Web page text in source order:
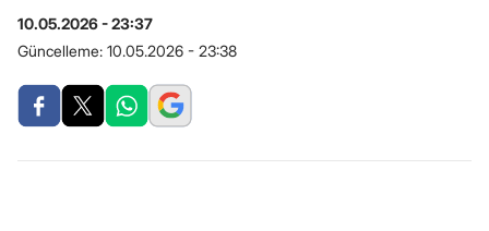
10.05.2026 - 23:37
Güncelleme: 10.05.2026 - 23:38